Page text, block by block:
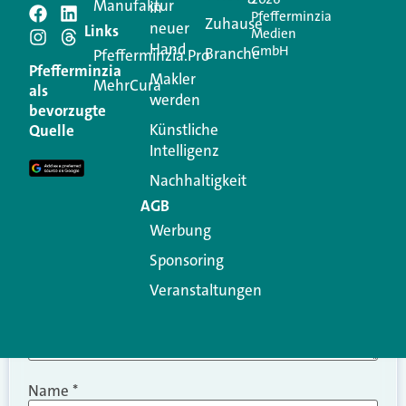
Schreiben Sie einen
Kommentar
Ihre E-Mail-Adresse wird nicht veröffentlicht.
Erforderliche Felder sind mit
Kommentar
Name *
Pfefferminzia
als
bevorzugte
Quelle
Manufaktur
Links
Pfefferminzia.Pro
MehrCura
in
neuer
Hand
Makler
werden
Künstliche
Intelligenz
Nachhaltigkeit
AGB
Werbung
Sponsoring
Veranstaltungen
Zuhause
Branche
Pfefferminzia
Medien
GmbH